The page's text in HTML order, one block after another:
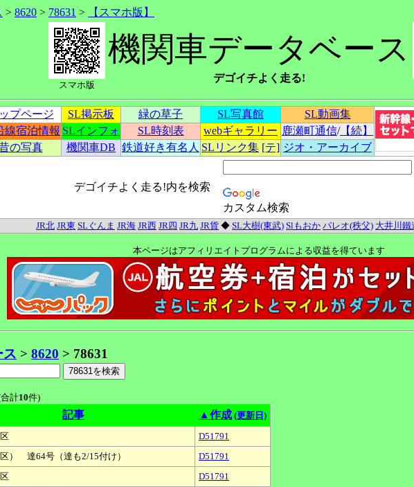
> 8620 > 78631 > 【スマホ版】
スマホ版
機関車データベース
デゴイチよく走る!
ップページ SL掲示板 緑の草子 SL写真館
SL動画集
線宿泊情報 SLインフォ SL時刻表 webギャラリー 鹿瀬町通信/【続】
の写真
機関車DB 鉄道好き有名人 SLリンク集 [テ] ジオ・アーカイブ
デゴイチよく走る!内を検索
カスタム検索
JR北 JR東 SLぐんま JR海 JR西 JR四 JR九 JR貨 ◆ SL大樹(東武) Slもおか パレオ(秩父) 大井川鐵
本ページはアフィリエイトプログラムによる収益を得ています
ス > 8620 > 78631
計10件)
記事 ▲作成 (更新日)
D51791
） 達64号（達も2/15付け）
D51791
D51791